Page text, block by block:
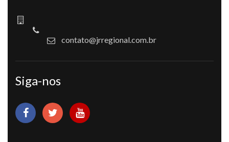
contato@jrregional.com.br
Siga-nos